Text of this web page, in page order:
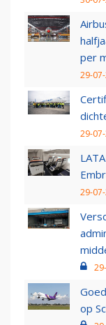
per
29-
29-
29-
op